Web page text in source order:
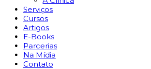
Serviços
Cursos
Artigos
E-Books
Parcerias
Na Mídia
Contato